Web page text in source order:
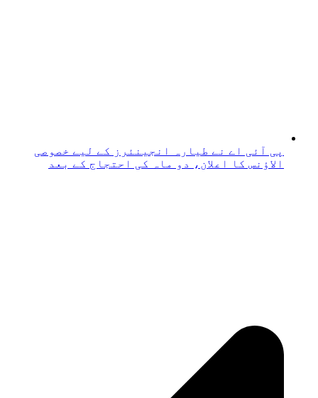
پی آئی اے نے طیارہ انجینئرز کے لیے خصوصی
الاؤنس کا اعلان، دو ماہ کی احتجاج کے بعد